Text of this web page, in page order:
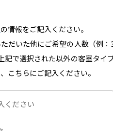
の情報をご記入ください。
だいた他にご希望の人数（例：
記で選択された以外の客室タイ
こちらにご記入ください。